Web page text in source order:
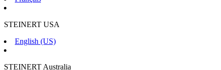
STEINERT USA
English (US)
STEINERT Australia